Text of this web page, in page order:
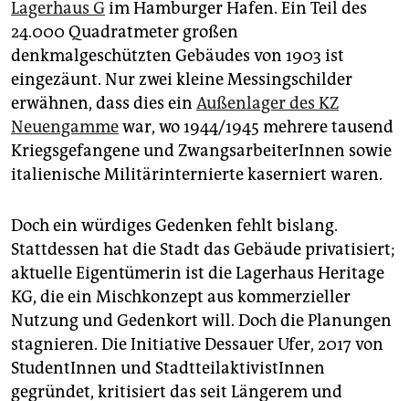
epaper login
Lagerhaus Gim Hamburger Hafen. Ein Teil des
24.000 Quadratmeter großen
denkmalgeschützten Gebäudes von 1903 ist
eingezäunt. Nur zwei kleine Messingschilder
erwähnen, dass dies ein Außenlager des KZ
Neuengammewar, wo 1944/1945 mehrere tausend
Kriegsgefangene und ZwangsarbeiterInnen sowie
italienische Militär­internierte kaserniert waren.
Doch ein würdiges Gedenken fehlt bislang.
Stattdessen hat die Stadt das Gebäude privatisiert;
aktuelle Eigentümerin ist die Lagerhaus Heritage
KG, die ein Mischkonzept aus kommerzieller
Nutzung und Gedenkort will. Doch die Planungen
stagnieren. Die Initiative Dessauer Ufer, 2017 von
StudentInnen und StadtteilaktivistInnen
gegründet, kritisiert das seit Längerem und